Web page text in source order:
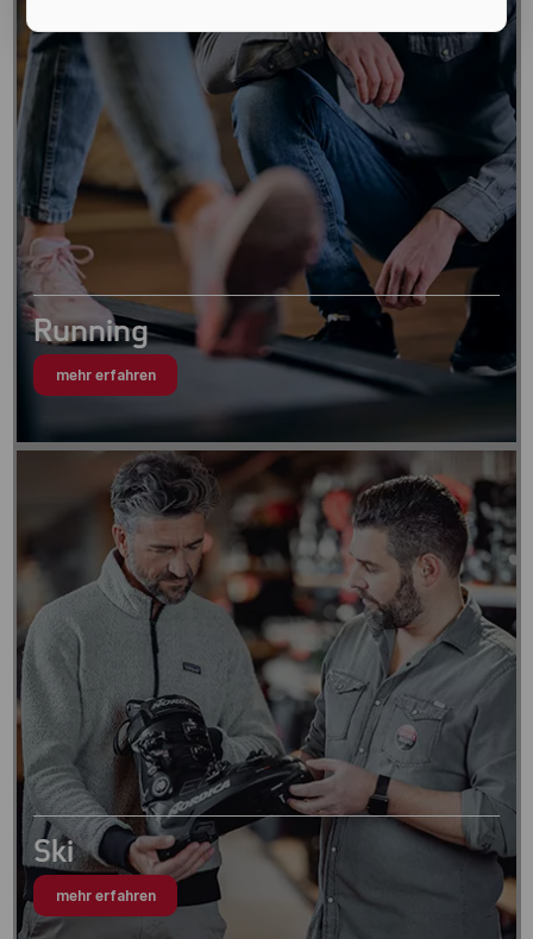
Running
mehr erfahren
Ski
mehr erfahren